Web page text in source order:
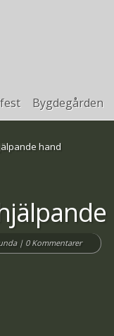
Bygdegården
hand
| 0 Kommentarer